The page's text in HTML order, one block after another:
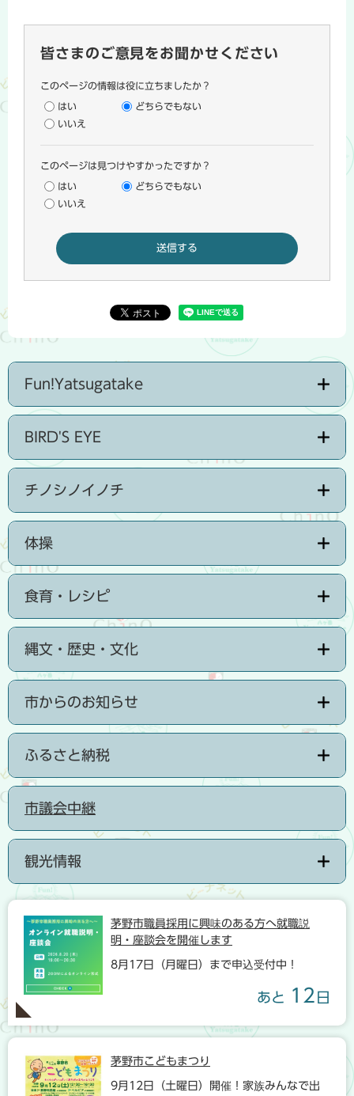
皆さまのご意見をお聞かせください
このページの情報は役に立ちましたか？
はい
どちらでもない
いいえ
このページは見つけやすかったですか？
はい
どちらでもない
いいえ
Fun!Yatsugatake
BIRD'S EYE
チノシノイノチ
体操
食育・レシピ
縄文・歴史・文化
市からのお知らせ
ふるさと納税
市議会中継
観光情報
茅野市職員採用に興味のある方へ就職説
明・座談会を開催します
8月17日（月曜日）まで申込受付中！
あと 12 日
茅野市こどもまつり
9月12日（土曜日）開催！家族みんなで出